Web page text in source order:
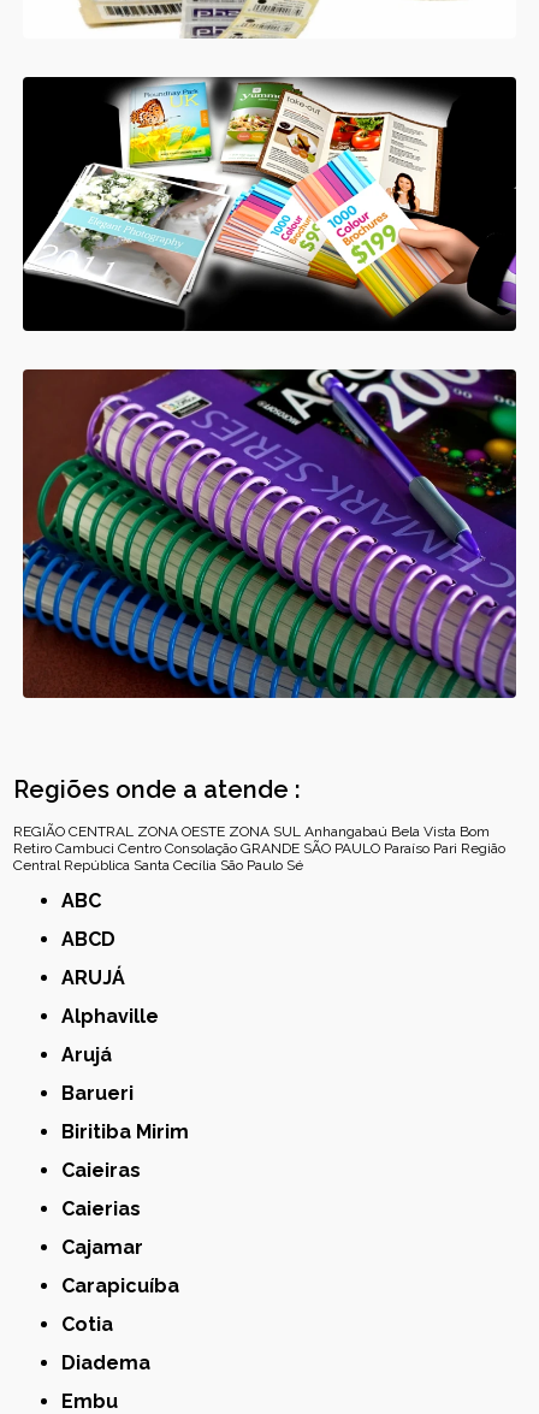
Regiões onde a atende :
REGIÃO CENTRAL ZONA OESTE ZONA SUL Anhangabaú Bela Vista Bom
Retiro Cambuci Centro Consolação GRANDE SÃO PAULO Paraíso Pari Região
Central República Santa Cecília São Paulo Sé
ABC
ABCD
ARUJÁ
Alphaville
Arujá
Barueri
Biritiba Mirim
Caieiras
Caierias
Cajamar
Carapicuíba
Cotia
Diadema
Embu